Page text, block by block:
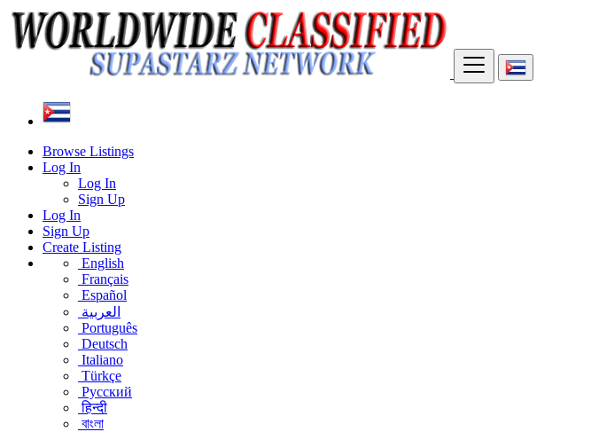
Browse Listings
Log In
Log In
Sign Up
Log In
Sign Up
Create Listing
English
Français
Español
العربية
Português
Deutsch
Italiano
Türkçe
Русский
हिन्दी
বাংলা